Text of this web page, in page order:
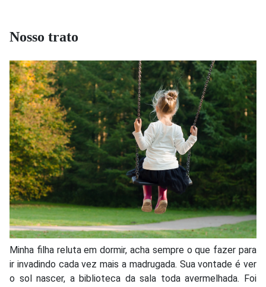
Nosso trato
Minha filha reluta em dormir, acha sempre o que fazer para
ir invadindo cada vez mais a madrugada. Sua vontade é ver
o sol nascer, a biblioteca da sala toda avermelhada. Foi